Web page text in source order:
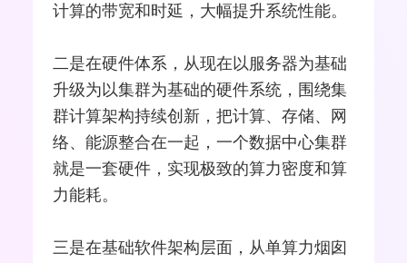
计算的带宽和时延，大幅提升系统性能。
二是在硬件体系，从现在以 服务器为基础
升级为以集群为基础的硬件系统，围绕集
群计算架构持续创新，把计算、存储、网
络、能源整合在一起，一个数据中心集群
就是一套硬件，实现极致的算力密度和算
力能耗。
三是在基础软件架构层面，从单算力烟囱